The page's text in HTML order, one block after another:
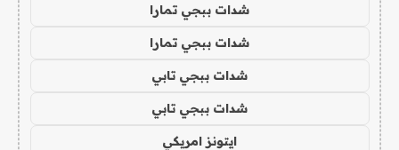
شدات ببجي تمارا
شدات ببجي تمارا
شدات ببجي تابي
شدات ببجي تابي
ايتونز امريكي